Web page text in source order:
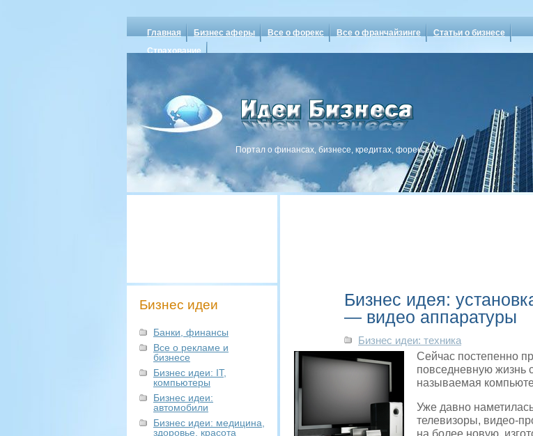
Главная Бизнес аферы Все о форекс Все о франчайзинге
Статьи о бизнесе
Страхование
Портал о финансах, бизнесе, кредитах, форексе
Бизнес идеи
Банки, финансы
Все о рекламе и
бизнесе
Бизнес идеи: IT,
компьютеры
Бизнес идеи:
автомобили
Бизнес идеи: медицина,
здоровье, красота
Бизнес идея:
— видео аппаратуры
Бизнес идеи: техника
Сейчас постепенно
повседневную жизнь
называемая
Уже давно
телевизоры, видео-
на более новую,